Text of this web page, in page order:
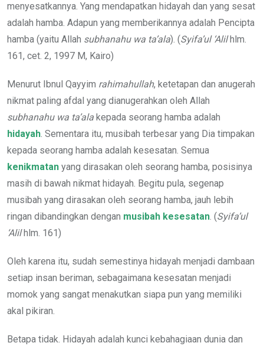
menyesatkannya. Yang mendapatkan hidayah dan yang sesat
adalah hamba. Adapun yang memberikannya adalah Pencipta
hamba (yaitu Allah subhanahu wa ta’ala). (Syifa’ul ‘Alilhlm.
161, cet. 2, 1997 M, Kairo)
Menurut Ibnul Qayyim rahimahullah, ketetapan dan anugerah
nikmat paling afdal yang dianugerahkan oleh Allah
subhanahu wa ta’ala kepada seorang hamba adalah
hidayah. Sementara itu, musibah terbesar yang Dia timpakan
kepada seorang hamba adalah kesesatan. Semua
kenikmatan yang dirasakan oleh seorang hamba, posisinya
masih di bawah nikmat hidayah. Begitu pula, segenap
musibah yang dirasakan oleh seorang hamba, jauh lebih
ringan dibandingkan dengan musibah kesesatan. (Syifa’ul
‘Alilhlm. 161)
Oleh karena itu, sudah semestinya hidayah menjadi dambaan
setiap insan beriman, sebagaimana kesesatan menjadi
momok yang sangat menakutkan siapa pun yang memiliki
akal pikiran.
Betapa tidak. Hidayah adalah kunci kebahagiaan dunia dan